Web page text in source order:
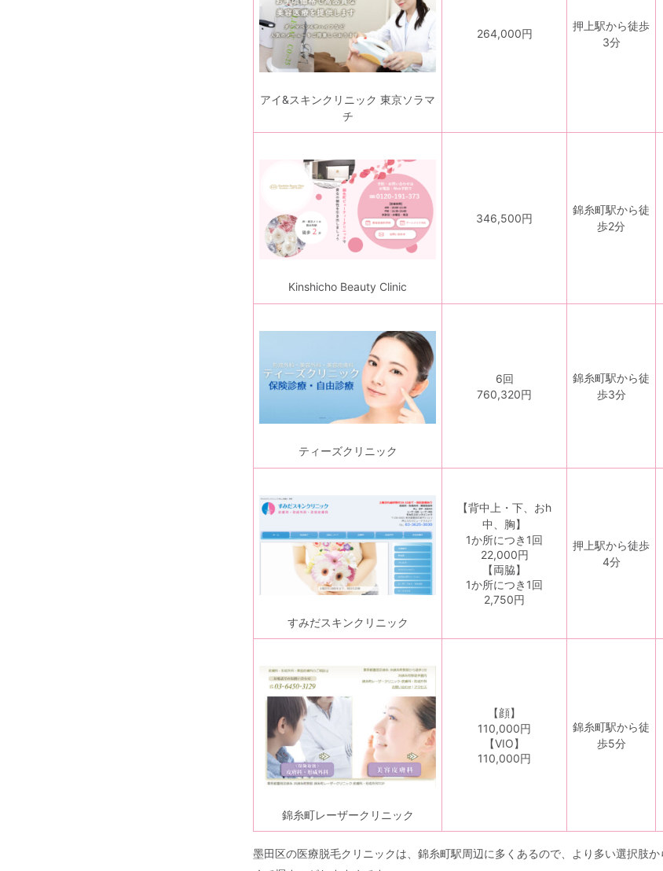
アイ&スキンクリニック 東京ソラマ
チ
264,000円
押上駅から徒歩
3分
Kinshicho Beauty Clinic
346,500円
錦糸町駅から徒
歩2分
ティーズクリニック
6回
760,320円
錦糸町駅から徒
歩3分
すみだスキンクリニック
【背中上・下、おh
中、胸】
1か所につき1回
22,000円
【両脇】
1か所につき1回
2,750円
押上駅から徒歩
4分
錦糸町レーザークリニック
【顔】
110,000円
【VIO】
110,000円
錦糸町駅から徒
歩5分
墨田区の医療脱毛クリニックは、錦糸町駅周辺に多くあるので、より多い選択肢